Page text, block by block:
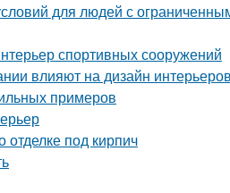
для людей с
спортивных сооружений
влияют на дизайн интерьеров
примеров
отделке под кирпич